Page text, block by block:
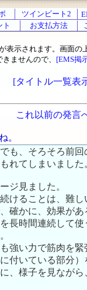
ツインビート2
ト お支払方法
表示されます。画面の
ませんので、 [EMS掲
[タイトル一覧表
これ以前の発言
。
も、そろそろ前
れてしまいました
ジ見ました。
けることは、難
確かに、効果が
長時間連続して
強い力で筋肉を
付いている部分
、様子を見なが